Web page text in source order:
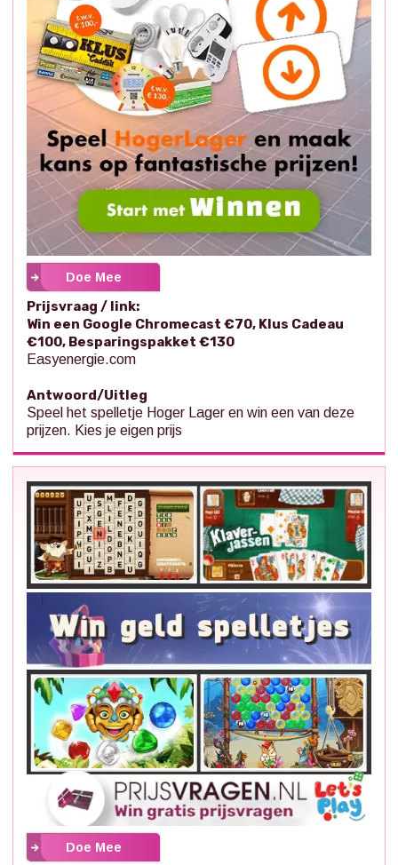
Doe Mee
Prijsvraag / link:
Win een Google Chromecast €70, Klus Cadeau
€100, Besparingspakket €130
Easyenergie.com
Antwoord/Uitleg
Speel het spelletje Hoger Lager en win een van deze
prijzen. Kies je eigen prijs
Doe Mee